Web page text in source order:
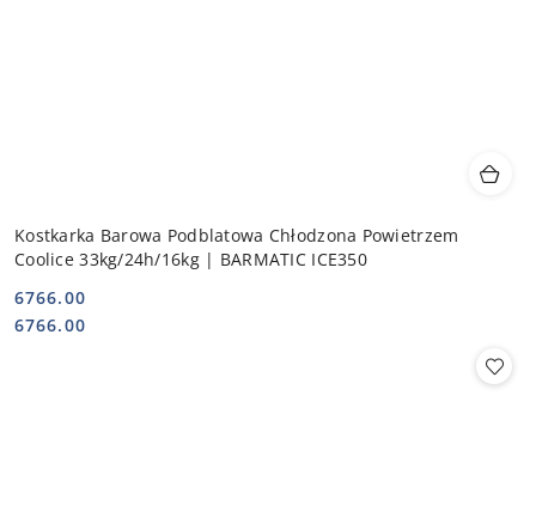
Kostkarka Barowa Podblatowa Chłodzona Powietrzem
Coolice 33kg/24h/16kg | BARMATIC ICE350
Cena:
6766.00
Cena:
6766.00